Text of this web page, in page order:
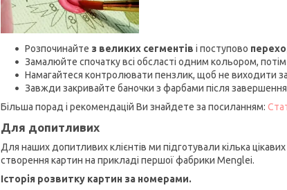
Розпочинайте з великих сегментів і поступово
Замалюйте спочатку всі обсласті одним кольором,
Намагайтеся контролювати пензлик, щоб не виходити
Завжди закривайте баночки з фарбами після
Більша порад і рекомендацій Ви знайдете за посиланням:
Для допитливих
Для наших допитливих клієнтів ми підготували кілька
створення картин на прикладі першої фабрики Menglei.
Історія розвитку картин за номерами.